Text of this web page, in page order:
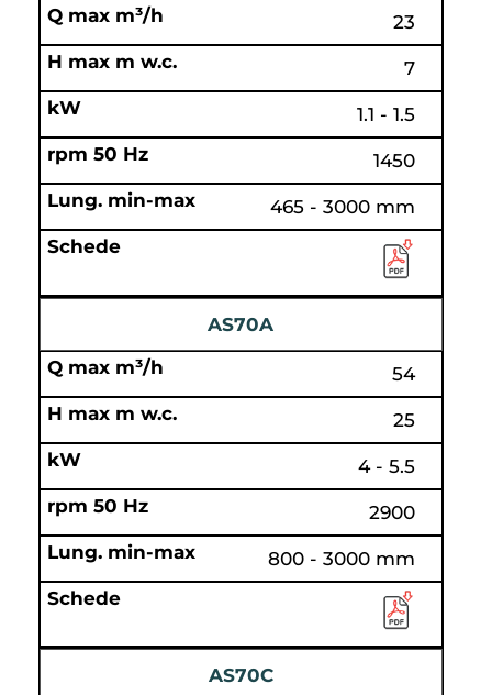
23
7
1.1 - 1.5
1450
465 - 3000 mm
AS70A
54
25
4 - 5.5
2900
800 - 3000 mm
AS70C